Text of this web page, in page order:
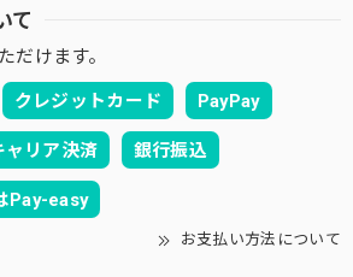
て
だけます。
クレジットカード PayPay
ャリア決済 銀行振込
Pay-easy
お支払い方法について